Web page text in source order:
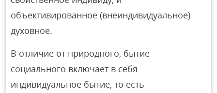
объективированное (внеиндивидуальное)
духовное.
В отличие от природного, бытие
социального включает в себя
индивидуальное бытие, то есть